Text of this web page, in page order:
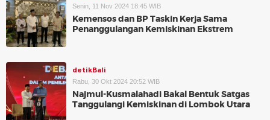
Senin, 11 Nov 2024 18:45 WIB
Kemensos dan BP Taskin Kerja Sama
Penanggulangan Kemiskinan Ekstrem
detikBali
Rabu, 30 Okt 2024 20:52 WIB
Najmul-Kusmalahadi Bakal Bentuk Satgas
Tanggulangi Kemiskinan di Lombok Utara